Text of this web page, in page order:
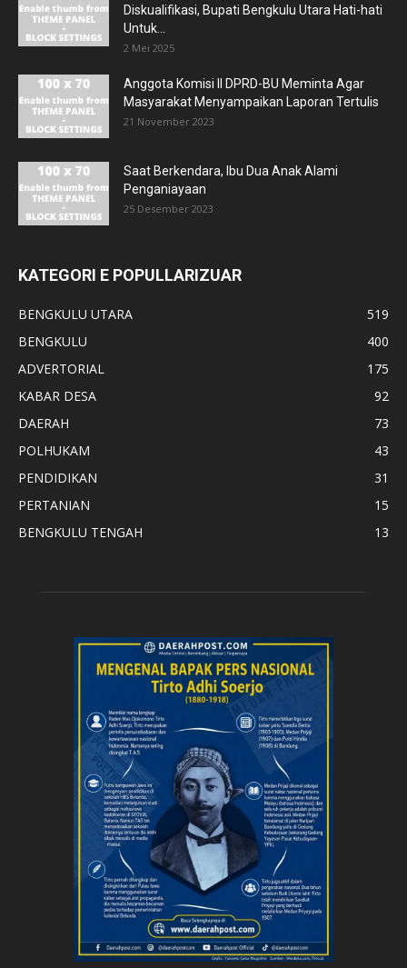
Diskualifikasi, Bupati Bengkulu Utara Hati-hati
Untuk...
2 Mei 2025
Anggota Komisi II DPRD-BU Meminta Agar
Masyarakat Menyampaikan Laporan Tertulis
21 November 2023
Saat Berkendara, Ibu Dua Anak Alami
Penganiayaan
25 Desember 2023
KATEGORI E POPULLARIZUAR
BENGKULU UTARA
519
BENGKULU
400
ADVERTORIAL
175
KABAR DESA
92
DAERAH
73
POLHUKAM
43
PENDIDIKAN
31
PERTANIAN
15
BENGKULU TENGAH
13